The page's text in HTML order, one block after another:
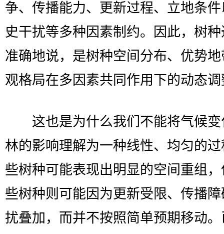
争、传播能力、更新过程、立地条
史干扰等多种因素制约。因此，树
准确地说，是树种空间分布、优势
观格局在多因素共同作用下的动态
这也是为什么我们不能将气候变
林的影响理解为一种线性、均匀的
些树种可能表现出明显的空间重组
些树种则可能因为更新受限、传播
扰叠加，而并不按照简单预期移动